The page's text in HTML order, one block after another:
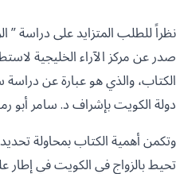
نظراً للطلب المتزايد على دراسة
صدر عن مركز الآراء الخليجية
الكتاب، والذي هو عبارة عن
دولة الكويت بإشراف د. سامر أبو
وتكمن أهمية الكتاب بمحاولة
تحيط بالزواج في الكويت في إطار